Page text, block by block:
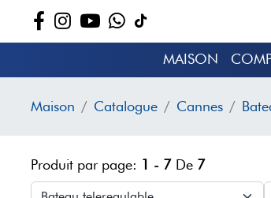
MAISON
Maison Catalogue Cannes
Produit par page: 1 - 7 De 7